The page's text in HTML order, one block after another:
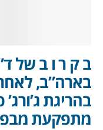
ב ק ר ו ב של
בארה”ב,
בהריגת
מתפקעת